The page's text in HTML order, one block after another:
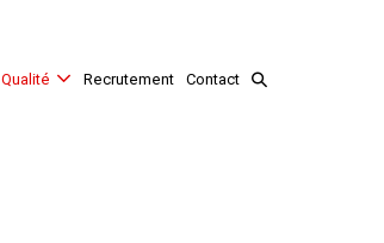
Qualité Recrutement Contact